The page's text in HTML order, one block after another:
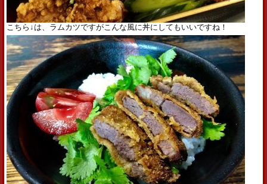
こちら↓は、ラムカツですがこんな風に丼にしてもいいですね！